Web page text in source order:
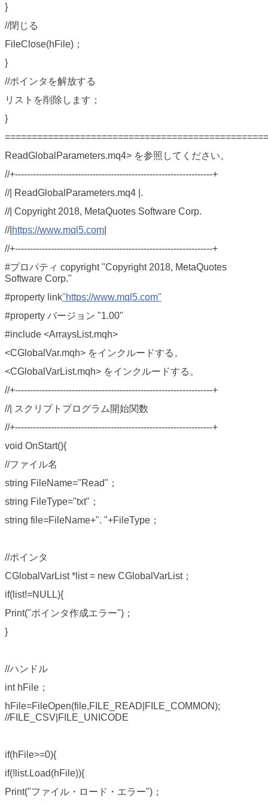
}
//閉じる
FileClose(hFile)；
}
//ポインタを解放する
リストを削除します；
}
ReadGlobalParameters.mq4> を参照してください。
//+------------------------------------------------------------------+
//| ReadGlobalParameters.mq4 |.
//| Copyright 2018, MetaQuotes Software Corp.
//| https://www.mql5.com
//+------------------------------------------------------------------+
#プロパティ copyright "Copyright 2018, MetaQuotes
Software Corp."
#property link"https://www.mql5.com"
#property バージョン "1.00"
#include <ArraysList.mqh>
<CGlobalVar.mqh> をインクルードする。
<CGlobalVarList.mqh> をインクルードする。
//+------------------------------------------------------------------+
//| スクリプトプログラム開始関数
//+------------------------------------------------------------------+
void OnStart(){
//ファイル名
string FileName="Read"；
string FileType="txt"；
string file=FileName+". "+FileType；
//ポインタ
CGlobalVarList *list = new CGlobalVarList；
if(list!=NULL){
Print("ポインタ作成エラー")；
}
//ハンドル
int hFile；
hFile=FileOpen(file,FILE_READ|FILE_COMMON);
//FILE_CSV|FILE_UNICODE
if(hFile>=0){
if(!list.Load(hFile)){
Print("ファイル・ロード・エラー")；